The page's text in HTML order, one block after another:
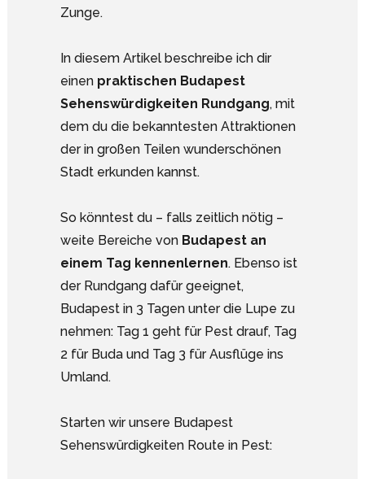
Zunge.
In diesem Artikel beschreibe ich dir
einen praktischen Budapest
Sehenswürdigkeiten Rundgang, mit
dem du die bekanntesten Attraktionen
der in großen Teilen wunderschönen
Stadt erkunden kannst.
So könntest du – falls zeitlich nötig –
weite Bereiche von Budapest an
einem Tag kennenlernen. Ebenso ist
der Rundgang dafür geeignet,
Budapest in 3 Tagen unter die Lupe zu
nehmen: Tag 1 geht für Pest drauf, Tag
2 für Buda und Tag 3 für Ausflüge ins
Umland.
Starten wir unsere Budapest
Sehenswürdigkeiten Route in Pest: